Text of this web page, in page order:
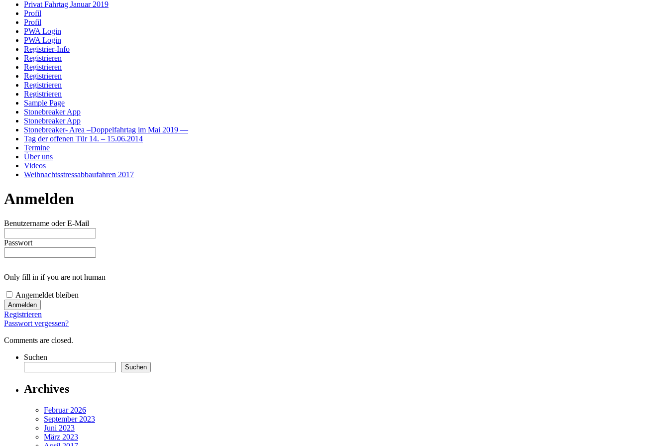
Privat Fahrtag Januar 2019
Profil
Profil
PWA Login
PWA Login
Registrier-Info
Registrieren
Registrieren
Registrieren
Registrieren
Registrieren
Sample Page
Stonebreaker App
Stonebreaker App
Stonebreaker- Area –Doppelfahrtag im Mai 2019 —
Tag der offenen Tür 14. – 15.06.2014
Termine
Über uns
Videos
Weihnachtsstressabbaufahren 2017
Anmelden
Benutzername oder E-Mail
Passwort
Only fill in if you are not human
Angemeldet bleiben
Registrieren
Passwort vergessen?
Comments are closed.
Suchen
Suchen
Archives
Februar 2026
September 2023
Juni 2023
März 2023